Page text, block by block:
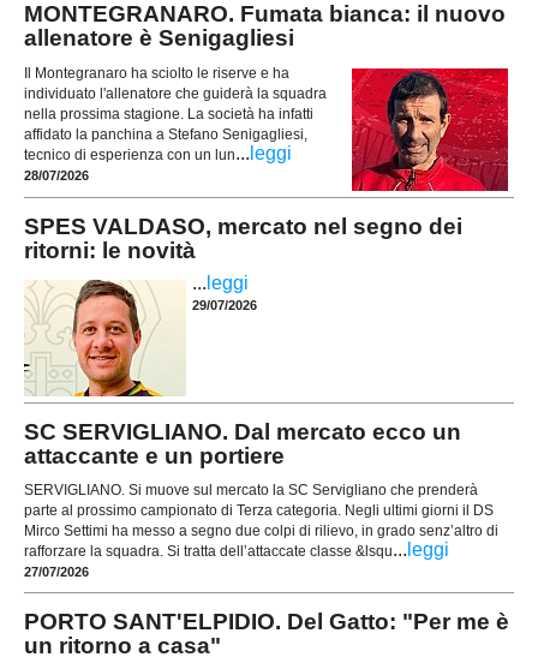
MONTEGRANARO. Fumata bianca: il nuovo
allenatore è Senigagliesi
Il Montegranaro ha sciolto le riserve e ha
individuato l'allenatore che guiderà la squadra
nella prossima stagione. La società ha infatti
affidato la panchina a Stefano Senigagliesi,
tecnico di esperienza con un lun... leggi
28/07/2026
SPES VALDASO, mercato nel segno dei
ritorni: le novità
... leggi
29/07/2026
SC SERVIGLIANO. Dal mercato ecco un
attaccante e un portiere
SERVIGLIANO. Si muove sul mercato la SC Servigliano che prenderà
parte al prossimo campionato di Terza categoria. Negli ultimi giorni il DS
Mirco Settimi ha messo a segno due colpi di rilievo, in grado senz’altro di
rafforzare la squadra. Si tratta dell’attaccate classe &lsqu... leggi
27/07/2026
PORTO SANT'ELPIDIO. Del Gatto: "Per me è
un ritorno a casa"